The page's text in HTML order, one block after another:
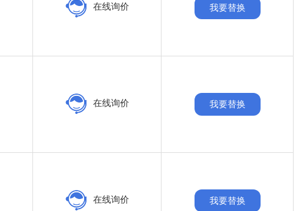
在线询价 我要替换
在线询价 我要替换
在线询价 我要替换